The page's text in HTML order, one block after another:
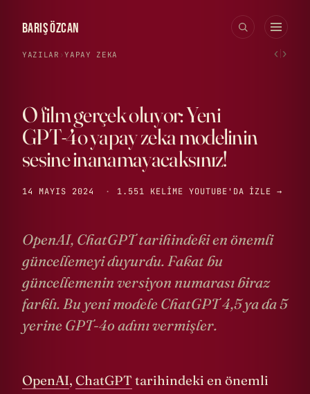
BARIŞ ÖZCAN
YAZILAR ›YAPAY ZEKA ‹›
O film gerçek oluyor: Yeni
GPT-4o yapay zeka modelinin
sesine inanamayacaksınız!
14 MAYIS 2024 · 1.551 KELIME YOUTUBE'DA IZLE →
OpenAI, ChatGPT tarihindeki en önemli
güncellemeyi duyurdu. Fakat bu
güncellemenin versiyon numarası biraz
farklı. Bu yeni modele ChatGPT 4,5 ya da 5
yerine GPT-4o adını vermişler.
OpenAI, ChatGPT tarihindeki en önemli